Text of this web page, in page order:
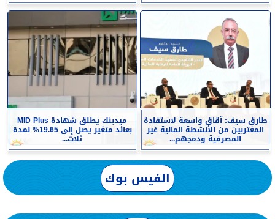
طارق سيف: آقاق واسعة لاستفادة
المغتربين من الأنشطة المالية غير
المصرفية ودمجهم...
ميدبنك يطلق شهادة MID Plus
بعائد متغير يصل إلى 19.65% لمدة
ثلاث...
الفيس بوك